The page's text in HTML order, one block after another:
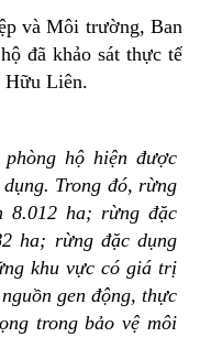
và Môi trường, Ban
đã khảo sát thực tế
Hữu Liên.
hộ hiện được
Trong đó, rừng
8.012 ha; rừng đặc
ha; rừng đặc dụng
khu vực có giá trị
gen động, thực
trong bảo vệ môi